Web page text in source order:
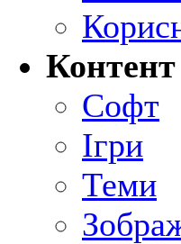
Контент
Софт
Ігри
Теми